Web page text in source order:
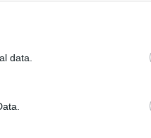
data.
alle
Gnl
degli